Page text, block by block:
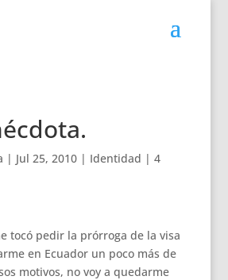
| Jul 25, 2010| Identidad | 4
tocó pedir la prórroga de la visa
en Ecuador un poco más de
motivos, no voy a quedarme